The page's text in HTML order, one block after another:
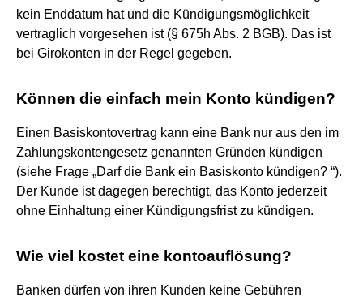
kein Enddatum hat und die Kündigungsmöglichkeit
vertraglich vorgesehen ist (§ 675h Abs. 2 BGB). Das ist
bei Girokonten in der Regel gegeben.
Können die einfach mein Konto kündigen?
Einen Basiskontovertrag kann eine Bank nur aus den im
Zahlungskontengesetz genannten Gründen kündigen
(siehe Frage „Darf die Bank ein Basiskonto kündigen? “).
Der Kunde ist dagegen berechtigt, das Konto jederzeit
ohne Einhaltung einer Kündigungsfrist zu kündigen.
Wie viel kostet eine kontoauflösung?
Banken dürfen von ihren Kunden keine Gebühren